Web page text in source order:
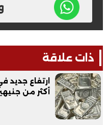
ذات علاقة
ارتفاع جديد
أكثر من